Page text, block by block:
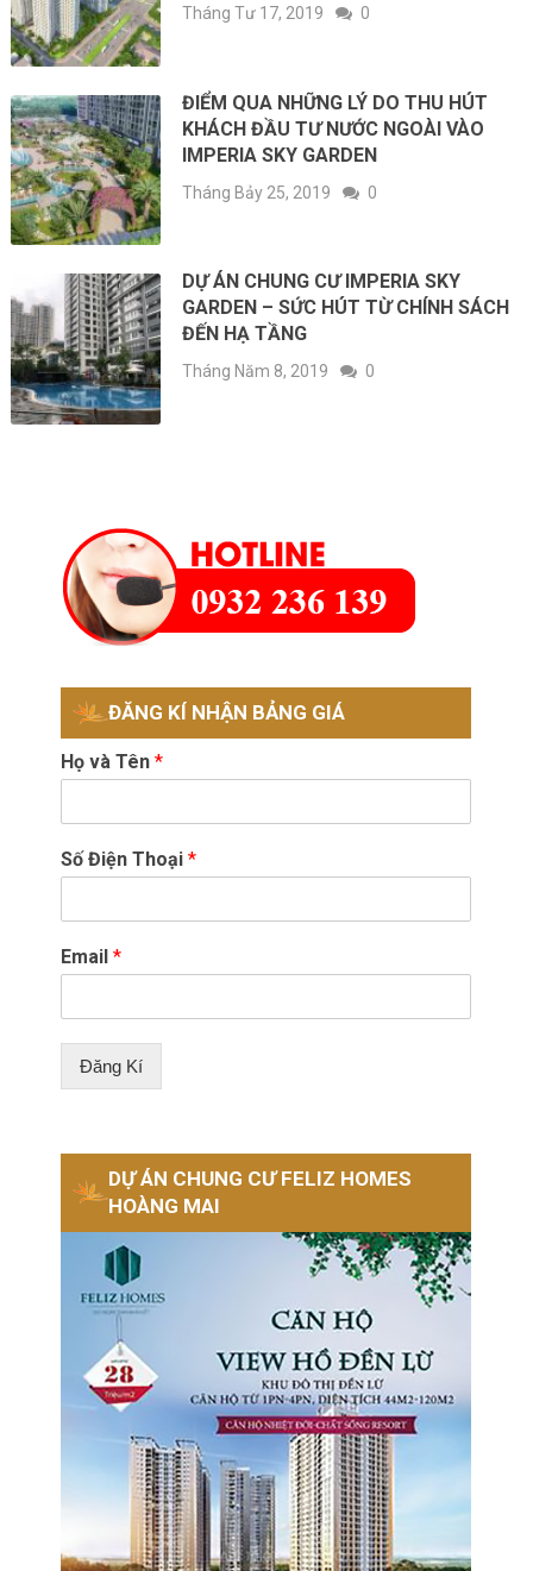
Tháng Tư 17, 2019 0
ĐIỂM QUA NHỮNG LÝ DO THU HÚT
KHÁCH ĐẦU TƯ NƯỚC NGOÀI VÀO
IMPERIA SKY GARDEN
Tháng Bảy 25, 2019 0
DỰ ÁN CHUNG CƯ IMPERIA SKY
GARDEN – SỨC HÚT TỪ CHÍNH SÁCH
ĐẾN HẠ TẦNG
Tháng Năm 8, 2019 0
ĐĂNG KÍ NHẬN BẢNG GIÁ
Họ và Tên*
Số Điện Thoại*
Email*
Đăng Kí
DỰ ÁN CHUNG CƯ FELIZ HOMES
HOÀNG MAI